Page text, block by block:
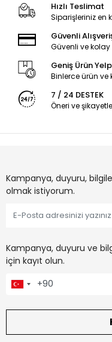
Hızlı Teslimat
Siparişleriniz en
Güvenli
Güvenli ve
Geniş Ürün
Binlerce ürün
7 / 24 DESTEK
Öneri ve
Kampanya, duyuru,
olmak istiyorum.
Kampanya, duyuru ve
için kayıt olun.